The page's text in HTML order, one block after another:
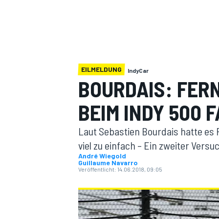
MOTOGP
EILMELDUNG IndyCar
BOURDAIS:
BEIM INDY 500
Laut Sebastien Bourdais hatte es
viel zu einfach – Ein zweiter
André Wiegold
Guillaume Navarro
Veröffentlicht: 14.06.2018, 09:05